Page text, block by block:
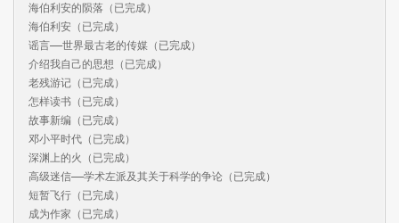
海伯利安的陨落（已完成）
海伯利安（已完成）
谣言——世界最古老的传媒（已完成）
介绍我自己的思想（已完成）
老残游记（已完成）
怎样读书（已完成）
故事新编（已完成）
邓小平时代（已完成）
深渊上的火（已完成）
高级迷信——学术左派及其关于科学的争论（已完成）
短暂飞行（已完成）
成为作家（已完成）